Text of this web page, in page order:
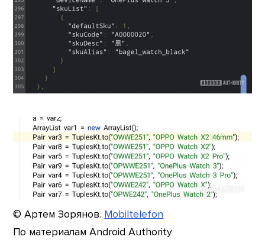
© Артем Зорянов. Mobiltelefon
По материалам Android Authority